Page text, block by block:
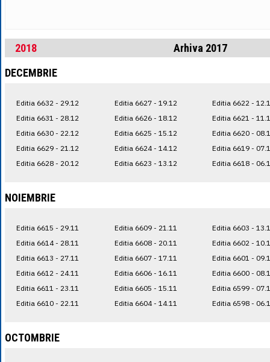
2018
Arhiva 2017
DECEMBRIE
Editia 6632 - 29.12
Editia 6631 - 28.12
Editia 6630 - 22.12
Editia 6629 - 21.12
Editia 6628 - 20.12
Editia 6627 - 19.12
Editia 6626 - 18.12
Editia 6625 - 15.12
Editia 6624 - 14.12
Editia 6623 - 13.12
Editia 6622 -
Editia 6621 -
Editia 6620 -
Editia 6619 -
Editia 6618 -
NOIEMBRIE
Editia 6615 - 29.11
Editia 6614 - 28.11
Editia 6613 - 27.11
Editia 6612 - 24.11
Editia 6611 - 23.11
Editia 6610 - 22.11
Editia 6609 - 21.11
Editia 6608 - 20.11
Editia 6607 - 17.11
Editia 6606 - 16.11
Editia 6605 - 15.11
Editia 6604 - 14.11
Editia 6603 -
Editia 6602 -
Editia 6601 -
Editia 6600 -
Editia 6599 -
Editia 6598 -
OCTOMBRIE